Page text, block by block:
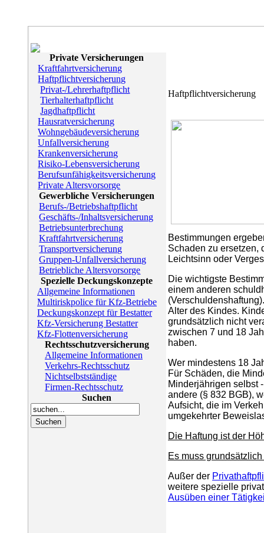
Private Versicherungen
Kraftfahrtversicherung
Haftpflichtversicherung
Privat-/Lehrerhaftpflicht
Tierhalterhaftpflicht
Jagdhaftpflicht
Hausratversicherung
Wohngebäudeversicherung
Unfallversicherung
Krankenversicherung
Risiko-Lebensversicherung
Berufsunfähigkeitsversicherung
Private Altersvorsorge
Gewerbliche Versicherungen
Berufs-/Betriebshaftpflicht
Geschäfts-/Inhaltsversicherung
Betriebsunterbrechung
Kraftfahrtversicherung
Transportversicherung
Gruppen-Unfallversicherung
Betriebliche Altersvorsorge
Spezielle Deckungskonzepte
Allgemeine Informationen
Multiriskpolice für Kfz-Betriebe
Deckungskonzept für Bestatter
Kfz-Versicherung Bestatter
Kfz-Flottenversicherung
Rechtsschutzversicherung
Allgemeine Informationen
Verkehrs-Rechtsschutz
Nichtselbstständige
Firmen-Rechtsschutz
Suchen
Haftpflichtversicherung
Bestimmungen
Schaden zu ersetzen,
Leichtsinn oder
Die wichtigste
einem anderen
Alter des Kindes.
grundsätzlich nicht
zwischen 7 und 18
haben.
Wer mindestens 18
Für Schäden, die
Minderjährigen selbst
andere (§ 832 BGB),
Aufsicht, die im
umgekehrter
Die Haftung ist der
Es muss
Außer der
weitere spezielle
Ausüben einer